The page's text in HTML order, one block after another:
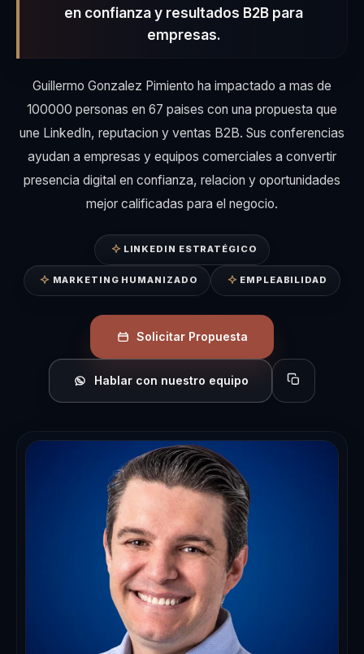
en confianza y resultados B2B para
empresas.
Guillermo Gonzalez Pimiento ha impactado a mas de
100000 personas en 67 paises con una propuesta que
une LinkedIn, reputacion y ventas B2B. Sus conferencias
ayudan a empresas y equipos comerciales a convertir
presencia digital en confianza, relacion y oportunidades
mejor calificadas para el negocio.
LINKEDIN ESTRATÉGICO
MARKETING HUMANIZADO EMPLEABILIDAD
Solicitar Propuesta
Hablar con nuestro equipo Copiar perfil